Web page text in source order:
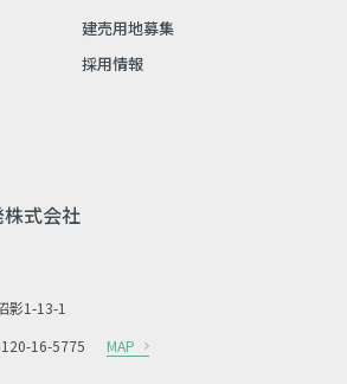
建売用地募集
採用情報
式会社
影1-13-1
16-5775
MAP